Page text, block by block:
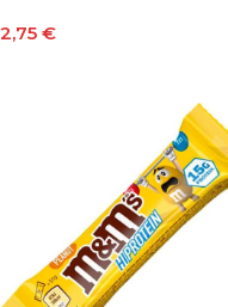
2,75 €